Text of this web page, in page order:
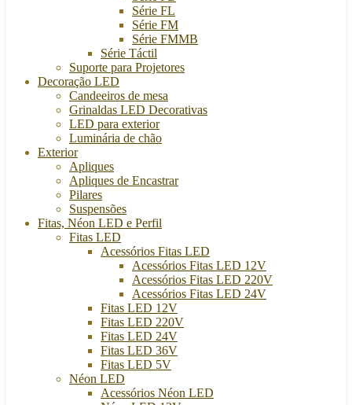
Série FL
Série FM
Série FMMB
Série Táctil
Suporte para Projetores
Decoração LED
Candeeiros de mesa
Grinaldas LED Decorativas
LED para exterior
Luminária de chão
Exterior
Apliques
Apliques de Encastrar
Pilares
Suspensões
Fitas, Néon LED e Perfil
Fitas LED
Acessórios Fitas LED
Acessórios Fitas LED 12V
Acessórios Fitas LED 220V
Acessórios Fitas LED 24V
Fitas LED 12V
Fitas LED 220V
Fitas LED 24V
Fitas LED 36V
Fitas LED 5V
Néon LED
Acessórios Néon LED